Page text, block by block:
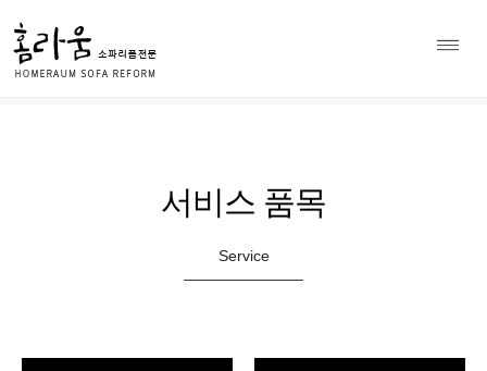
소파 천갈이 전문 홈라움 상담
010-8979-7297
Home
서비스 품목
Service